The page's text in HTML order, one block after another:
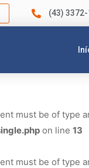
(43)
must be of type
on line 13
must be of type